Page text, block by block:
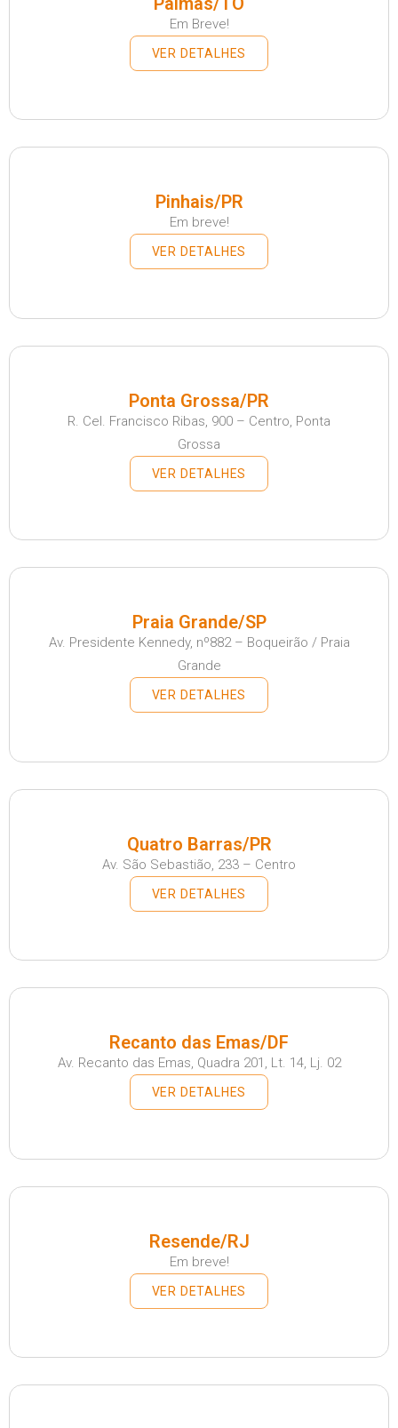
Em Breve!
VER DETALHES
Pinhais/PR
Em breve!
VER DETALHES
Ponta Grossa/PR
R. Cel. Francisco Ribas, 900 – Centro, Ponta
Grossa
VER DETALHES
Praia Grande/SP
Av. Presidente Kennedy, nº882 – Boqueirão / Praia
Grande
VER DETALHES
Quatro Barras/PR
Av. São Sebastião, 233 – Centro
VER DETALHES
Recanto das Emas/DF
Av. Recanto das Emas, Quadra 201, Lt. 14, Lj. 02
VER DETALHES
Resende/RJ
Em breve!
VER DETALHES